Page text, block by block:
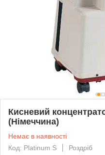
Кисневий
(Німеччина)
Немає в наявності
Код: Platinum S
Роздріб